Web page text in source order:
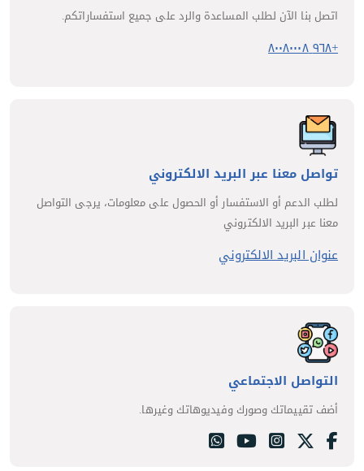
اتصل بنا الآن لطلب المساعدة والرد على جميع استفساراتكم.
+٩٦٨ ٨٠٠٨٠٠٠٨
تواصل معنا عبر البريد الالكتروني
لطلب الدعم أو الاستفسار أو الحصول على معلومات، يرجى التواصل
معنا عبر البريد الالكتروني
عنوان البريد الالكتروني
التواصل الاجتماعي
أضف تقييماتك وصورك وفيديوهاتك وغيرها.